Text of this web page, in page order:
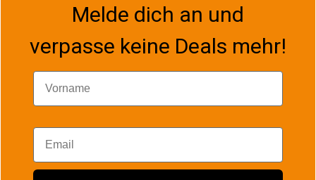
Melde dich an und
verpasse keine Deals mehr!
Vorname
Email